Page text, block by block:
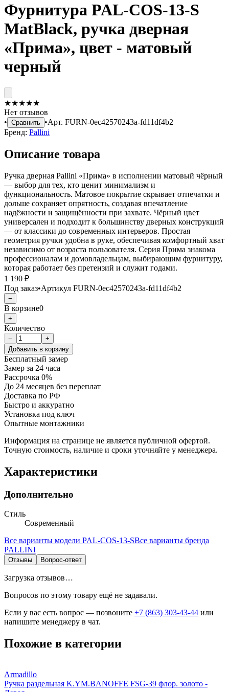
Фурнитура PAL-COS-13-S
MatBlack, ручка дверная
«Прима», цвет - матовый
черный
★★★★★
Нет отзывов
• Сравнить •Арт. FURN-0ec42570243a-fd11df4b2
Бренд: Pallini
Описание товара
Ручка дверная Pallini «Прима» в исполнении матовый чёрный
— выбор для тех, кто ценит минимализм и
функциональность. Матовое покрытие скрывает отпечатки и
дольше сохраняет опрятность, создавая впечатление
надёжности и защищённости при захвате. Чёрный цвет
универсален и подходит к большинству дверных конструкций
— от классики до современных интерьеров. Простая
геометрия ручки удобна в руке, обеспечивая комфортный хват
независимо от возраста пользователя. Серия Прима знакома
профессионалам и домовладельцам, выбирающим фурнитуру,
которая работает без претензий и служит годами.
1 190 ₽
Под заказ•Артикул FURN-0ec42570243a-fd11df4b2
−
В корзине0
+
Количество
−
+
Добавить в корзину
Бесплатный замер
Замер за 24 часа
Рассрочка 0%
До 24 месяцев без переплат
Доставка по РФ
Быстро и аккуратно
Установка под ключ
Опытные монтажники
Информация на странице не является публичной офертой.
Точную стоимость, наличие и сроки уточняйте у менеджера.
Характеристики
Дополнительно
Стиль
Современный
Все варианты модели PAL-COS-13-SВсе варианты бренда
PALLINI
Отзывы Вопрос-ответ
Загрузка отзывов…
Вопросов по этому товару ещё не задавали.
Если у вас есть вопрос — позвоните +7 (863) 303-43-44 или
напишите менеджеру в чат.
Похожие в категории
Armadillo
Ручка раздельная K.YM.BANOFFE FSG-39 флор. золото -